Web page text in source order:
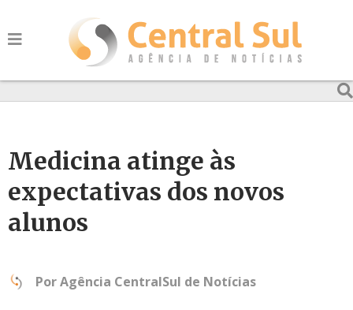
Medicina atinge às
expectativas dos novos
alunos
PorAgência CentralSul de Notícias